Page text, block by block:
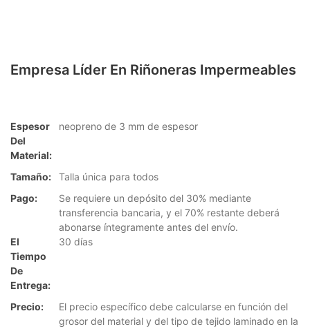
Empresa Líder En Riñoneras Impermeables
Espesor
Del
Material:
neopreno de 3 mm de espesor
Tamaño:
Talla única para todos
Pago:
Se requiere un depósito del 30% mediante
transferencia bancaria, y el 70% restante deberá
abonarse íntegramente antes del envío.
El
Tiempo
De
Entrega:
30 días
Precio:
El precio específico debe calcularse en función del
grosor del material y del tipo de tejido laminado en la